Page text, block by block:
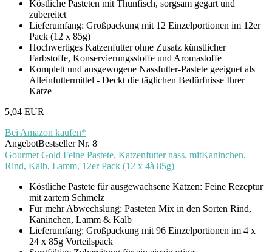
Köstliche Pasteten mit Thunfisch, sorgsam gegart und
zubereitet
Lieferumfang: Großpackung mit 12 Einzelportionen im 12er
Pack (12 x 85g)
Hochwertiges Katzenfutter ohne Zusatz künstlicher
Farbstoffe, Konservierungsstoffe und Aromastoffe
Komplett und ausgewogene Nassfutter-Pastete geeignet als
Alleinfuttermittel - Deckt die täglichen Bedürfnisse Ihrer
Katze
5,04 EUR
Bei Amazon kaufen*
AngebotBestseller Nr. 8
Gourmet Gold Feine Pastete, Katzenfutter nass, mitKaninchen,
Rind, Kalb, Lamm, 12er Pack (12 x 4à 85g)
Köstliche Pastete für ausgewachsene Katzen: Feine Rezeptur
mit zartem Schmelz
Für mehr Abwechslung: Pasteten Mix in den Sorten Rind,
Kaninchen, Lamm & Kalb
Lieferumfang: Großpackung mit 96 Einzelportionen im 4 x
24 x 85g Vorteilspack